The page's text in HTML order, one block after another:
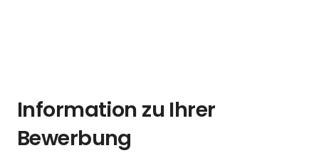
Information zu Ihrer
Bewerbung